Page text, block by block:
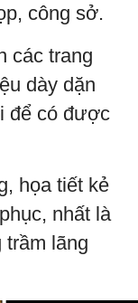
công sở.
các trang
dày dặn
để có được
họa tiết kẻ
nhất là
trầm lãng